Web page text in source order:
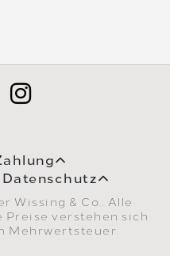
Wissing & Co.. Alle
Preise verstehen sich
Mehrwertsteuer.